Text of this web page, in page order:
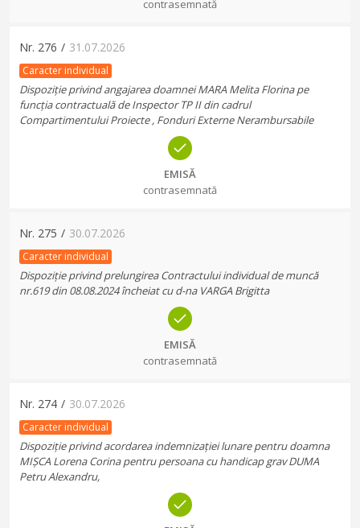
contrasemnată
Nr. 276 / 31.07.2026
Caracter individual
Dispoziție privind angajarea doamnei MARA Melita Florina pe
funcția contractuală de Inspector TP II din cadrul
Compartimentului Proiecte , Fonduri Externe Nerambursabile
EMISĂ
contrasemnată
Nr. 275 / 30.07.2026
Caracter individual
Dispoziție privind prelungirea Contractului individual de muncă
nr.619 din 08.08.2024 încheiat cu d-na VARGA Brigitta
EMISĂ
contrasemnată
Nr. 274 / 30.07.2026
Caracter individual
Dispoziție privind acordarea indemnizației lunare pentru doamna
MIȘCA Lorena Corina pentru persoana cu handicap grav DUMA
Petru Alexandru,